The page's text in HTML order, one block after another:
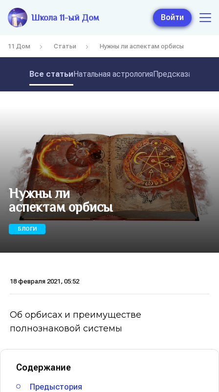
Школа 11-ый Дом Войти
11 Дом Статьи Нужны ли аспектам орбисы
Все статьиНатальная астрология
Нужны ли
аспектам орбисы
БЛОГИ
18 февраля 2021, 05:52
Об орбисах и преимуществе
полнознаковой системы
Содержание
Предыстория